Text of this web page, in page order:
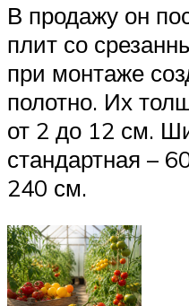
В продажу он
плит со
при монтаже
полотно. Их
от 2 до 12 см.
стандартная –
240 см.